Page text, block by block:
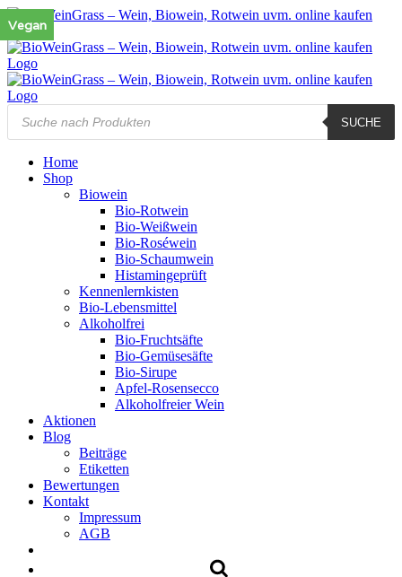
Zum
Inhalt
springen
Products
search
SUCHE
Home
Shop
Biowein
Bio-Rotwein
Bio-Weißwein
Bio-Roséwein
Bio-Schaumwein
Histamingeprüft
Kennenlernkisten
Bio-Lebensmittel
Alkoholfrei
Bio-Fruchtsäfte
Bio-Gemüsesäfte
Bio-Sirupe
Apfel-Rosensecco
Alkoholfreier Wein
Aktionen
Blog
Beiträge
Etiketten
Bewertungen
Kontakt
Impressum
AGB
Vegan
Vegan
Vegan